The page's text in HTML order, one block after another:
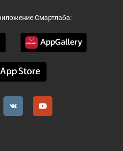
Смартлаба: